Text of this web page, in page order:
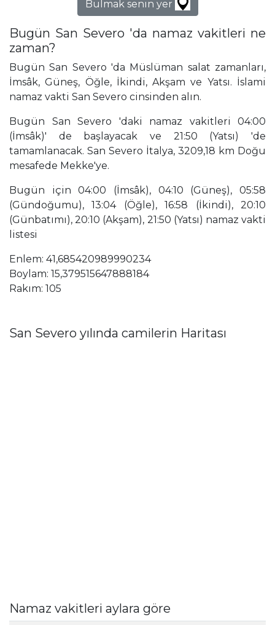
Bulmak senin yer
Bugün San Severo 'da namaz vakitleri ne
zaman?
Bugün San Severo 'da Müslüman salat zamanları,
İmsâk, Güneş, Öğle, İkindi, Akşam ve Yatsı. İslami
namaz vakti San Severo cinsinden alın.
Bugün San Severo 'daki namaz vakitleri 04:00
(İmsâk)' de başlayacak ve 21:50 (Yatsı) 'de
tamamlanacak. San Severo İtalya, 3209,18 km Doğu
mesafede Mekke'ye.
Bugün için 04:00 (İmsâk), 04:10 (Güneş), 05:58
(Gündoğumu), 13:04 (Öğle), 16:58 (İkindi), 20:10
(Günbatımı), 20:10 (Akşam), 21:50 (Yatsı) namaz vakti
listesi
Enlem: 41,685420989990234
Boylam: 15,379515647888184
Rakım: 105
San Severo yılında camilerin Haritası
Namaz vakitleri aylara göre